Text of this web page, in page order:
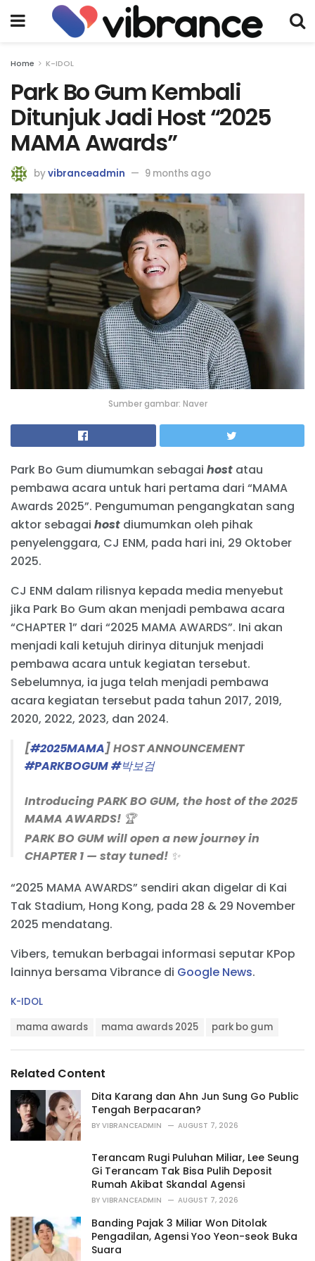
Home K-IDOL
Park Bo Gum Kembali
Ditunjuk Jadi Host “2025
MAMA Awards”
byvibranceadmin 9 months ago
Sumber gambar: Naver
Park Bo Gum diumumkan sebagai host atau
pembawa acara untuk hari pertama dari “MAMA
Awards 2025”. Pengumuman pengangkatan sang
aktor sebagai host diumumkan oleh pihak
penyelenggara, CJ ENM, pada hari ini, 29 Oktober
2025.
CJ ENM dalam rilisnya kepada media menyebut
jika Park Bo Gum akan menjadi pembawa acara
“CHAPTER 1” dari “2025 MAMA AWARDS”. Ini akan
menjadi kali ketujuh dirinya ditunjuk menjadi
pembawa acara untuk kegiatan tersebut.
Sebelumnya, ia juga telah menjadi pembawa
acara kegiatan tersebut pada tahun 2017, 2019,
2020, 2022, 2023, dan 2024.
[#2025MAMA] HOST ANNOUNCEMENT
#PARKBOGUM#박보검
Introducing PARK BO GUM, the host of the 2025
MAMA AWARDS! 🏆
PARK BO GUM will open a new journey in
CHAPTER 1 — stay tuned! ✨
2025 MAMA AWARDS의 호스트 박보검을 소개합니다
🏆
새로운 이야기의 포문을 열어줄 호스트 박보검은
CHAPTER…
pic.twitter.com/eqgpZ1HBQr
— MAMA AWARDS (@MnetMAMA)October 29,
“2025 MAMA AWARDS” sendiri akan digelar di Kai
Tak Stadium, Hong Kong, pada 28 & 29 November
2025 mendatang.
Vibers, temukan berbagai informasi seputar KPop
lainnya bersama Vibrance di Google News.
C
r
i
K-IDOL
:
mama awards mama awards 2025 park bo gum
Related Content
Dita Karang dan Ahn Jun Sung Go Public
Tengah Berpacaran?
BY VIBRANCEADMIN AUGUST 7, 2026
Terancam Rugi Puluhan Miliar, Lee Seung
Gi Terancam Tak Bisa Pulih Deposit
Rumah Akibat Skandal Agensi
BY VIBRANCEADMIN AUGUST 7, 2026
Banding Pajak 3 Miliar Won Ditolak
Pengadilan, Agensi Yoo Yeon-seok Buka
Suara